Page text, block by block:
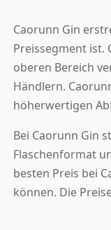
Caorunn Gin
Preissegment ist.
oberen Bereich
Händlern.
höherwertigen
Bei Caorunn Gin
Flaschenformat
besten Preis bei
können. Die